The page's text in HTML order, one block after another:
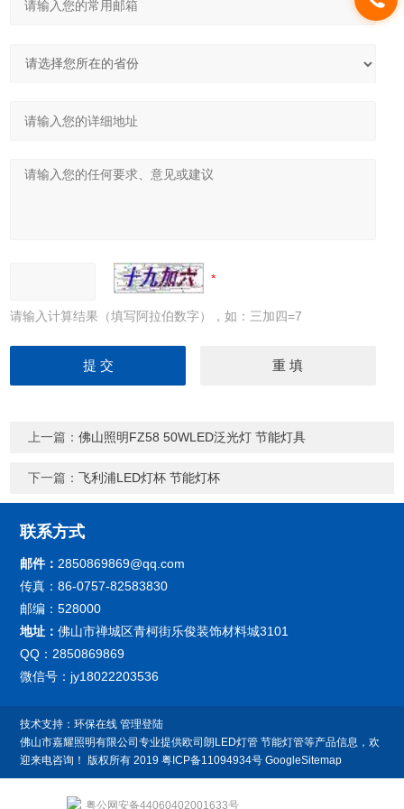
请输入计算结果（填写阿拉伯数字），如：三加四=7
上一篇：佛山照明FZ58 50WLED泛光灯 节能灯具
下一篇：飞利浦LED灯杯 节能灯杯
联系方式
邮件： 2850869869@qq.com
传真：86-0757-82583830
邮编：528000
地址：佛山市禅城区青柯街乐俊装饰材料城3101
QQ：2850869869
微信号：jy18022203536
技术支持：环保在线 管理登陆
佛山市嘉耀照明有限公司专业提供欧司朗LED灯管 节能灯管等产品信息，欢
迎来电咨询！ 版权所有 2019粤ICP备11094934号 GoogleSitemap
粤公网安备44060402001633号